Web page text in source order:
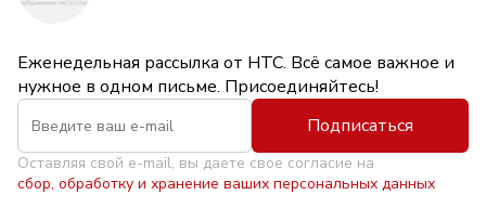
Еженедельная рассылка от НТС. Всё самое важное и
нужное в одном письме. Присоединяйтесь!
Подписаться
Оставляя свой e-mail, вы даете свое согласие на
сбор, обработку и хранение ваших персональных данных